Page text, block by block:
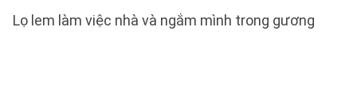
Lọ lem làm việc nhà và ngắm mình trong gương